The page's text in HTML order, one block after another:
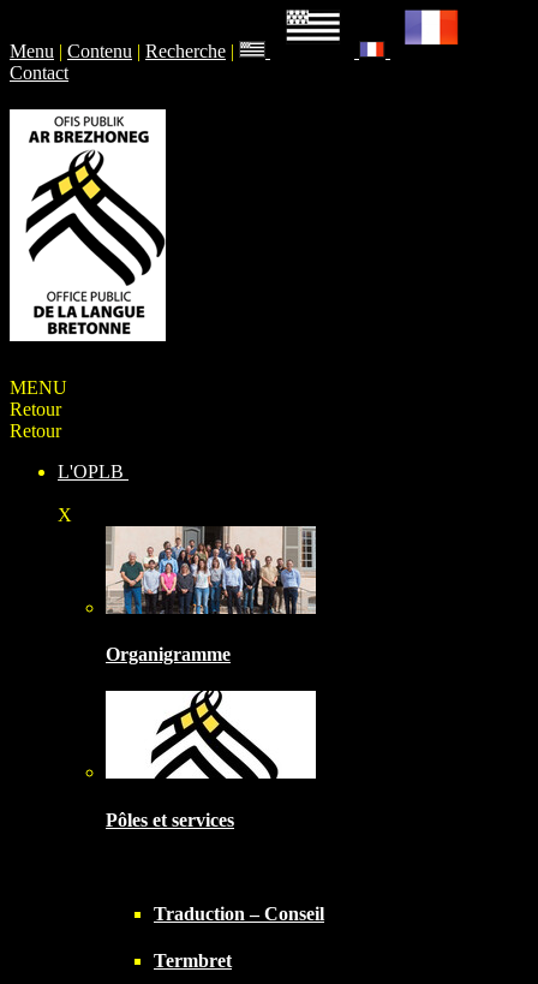
Menu | Contenu | Recherche |
Contact
MENU
Retour
Retour
L'OPLB
X
Organigramme
Pôles et services
Traduction – Conseil
Termbret